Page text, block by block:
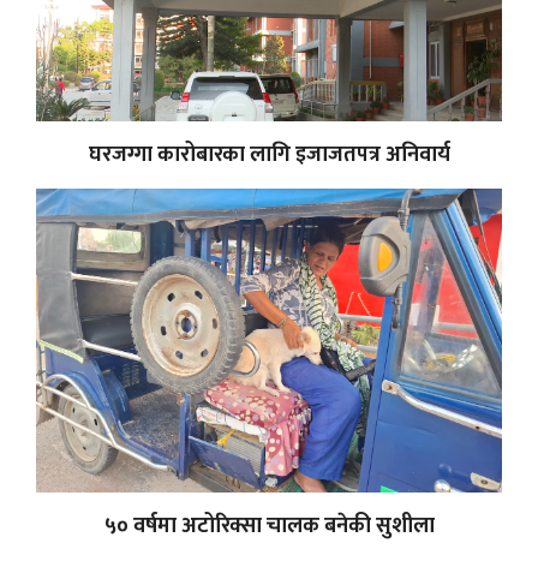
घरजग्गा कारोबारका लागि इजाजतपत्र अनिवार्य
५० वर्षमा अटोरिक्सा चालक बनेकी सुशीला